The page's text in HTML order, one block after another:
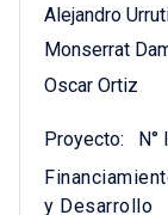
Alejandro
Monserrat
Oscar Ortiz
Proyecto:
y Desarrollo